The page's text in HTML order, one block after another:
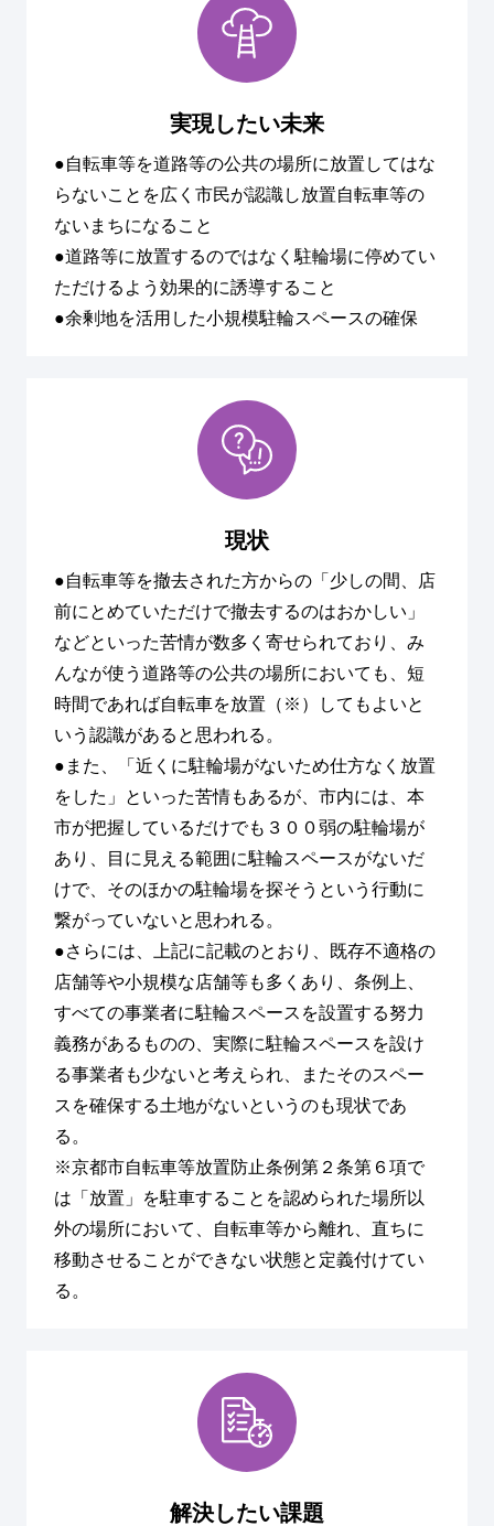
実現したい未来
●自転車等を道路等の公共の場所に放置してはな
らないことを広く市民が認識し放置自転車等の
ないまちになること
●道路等に放置するのではなく駐輪場に停めてい
ただけるよう効果的に誘導すること
●余剰地を活用した小規模駐輪スペースの確保
現状
●自転車等を撤去された方からの「少しの間、店
前にとめていただけで撤去するのはおかしい」
などといった苦情が数多く寄せられており、み
んなが使う道路等の公共の場所においても、短
時間であれば自転車を放置（※）してもよいと
いう認識があると思われる。
●また、「近くに駐輪場がないため仕方なく放置
をした」といった苦情もあるが、市内には、本
市が把握しているだけでも３００弱の駐輪場が
あり、目に見える範囲に駐輪スペースがないだ
けで、そのほかの駐輪場を探そうという行動に
繋がっていないと思われる。
●さらには、上記に記載のとおり、既存不適格の
店舗等や小規模な店舗等も多くあり、条例上、
すべての事業者に駐輪スペースを設置する努力
義務があるものの、実際に駐輪スペースを設け
る事業者も少ないと考えられ、またそのスペー
スを確保する土地がないというのも現状であ
る。
※京都市自転車等放置防止条例第２条第６項で
は「放置」を駐車することを認められた場所以
外の場所において、自転車等から離れ、直ちに
移動させることができない状態と定義付けてい
る。
解決したい課題